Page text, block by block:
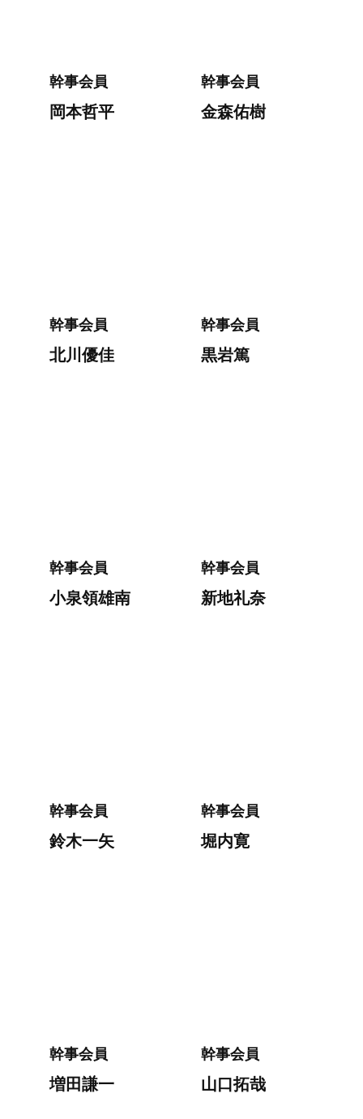
幹事会員
岡本哲平
幹事会員
金森佑樹
幹事会員
北川優佳
幹事会員
黒岩篤
幹事会員
小泉領雄南
幹事会員
新地礼奈
幹事会員
鈴木一矢
幹事会員
堀内寛
幹事会員
増田謙一
幹事会員
山口拓哉